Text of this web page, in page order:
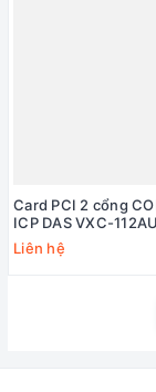
Card PCI 2 cổng
ICP DAS VXC-
Liên hệ